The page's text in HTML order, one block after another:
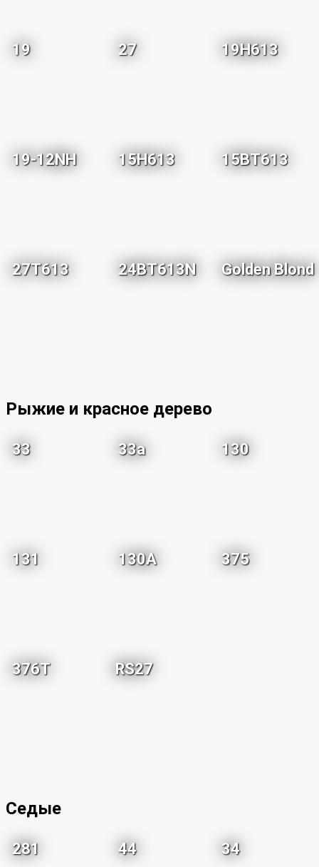
19 27 19H613
19-12NH 15H613 15BT613
27T613 24BT613N Golden Blond
Рыжие и красное дерево
33 33a 130
131 130A 375
376T RS27
Седые
281 44 34